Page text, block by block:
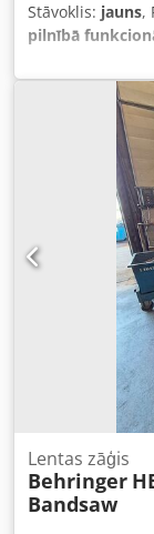
Stāvoklis: jauns,
pilnībā
,
Manuāla
piedziņa 5,2
Iepakojuma
535
nostiprināšanai
Griešanas
Behringer
no noliktavas
Ātrākā nomaiņa
uzstādīšanu
Lentas zāģis
Behringer
Bandsaw